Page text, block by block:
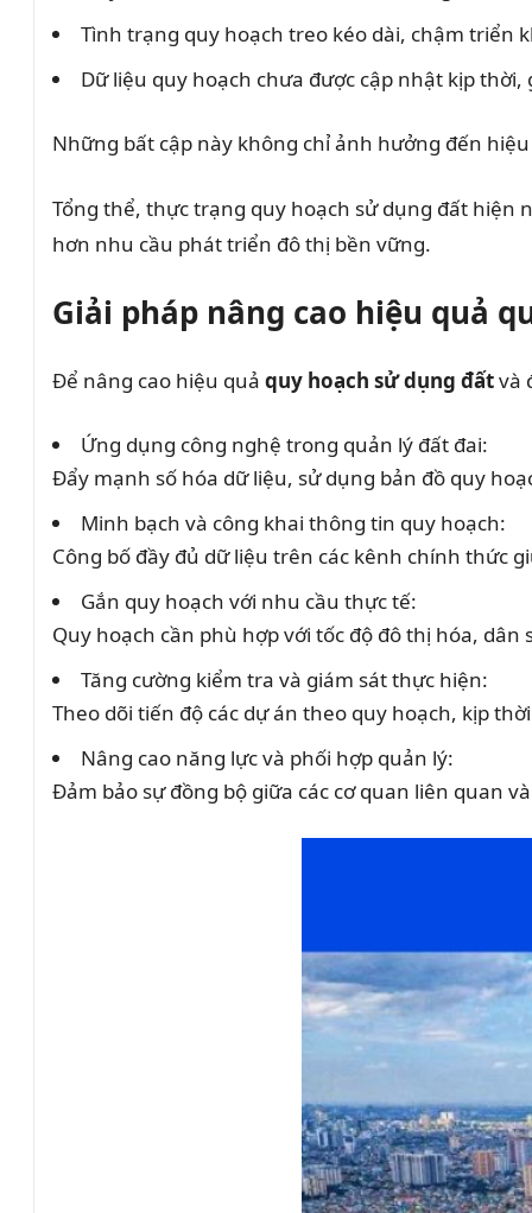
Tình trạng quy hoạch treo kéo dài, chậm triển
Dữ liệu quy hoạch chưa được cập nhật kịp
Những bất cập này không chỉ ảnh hưởng đến
Tổng thể, thực trạng quy hoạch sử dụng đất hiện
hơn nhu cầu phát triển đô thị bền vững.
Giải pháp nâng cao hiệu quả
Để nâng cao hiệu quả quy hoạch sử dụng đấtvà
Ứng dụng công nghệ trong quản lý đất đai:
Đẩy mạnh số hóa dữ liệu, sử dụng bản đồ quy
Minh bạch và công khai thông tin quy hoạch:
Công bố đầy đủ dữ liệu trên các kênh chính thức
Gắn quy hoạch với nhu cầu thực tế:
Quy hoạch cần phù hợp với tốc độ đô thị hóa,
Tăng cường kiểm tra và giám sát thực hiện:
Theo dõi tiến độ các dự án theo quy hoạch, kịp
Nâng cao năng lực và phối hợp quản lý:
Đảm bảo sự đồng bộ giữa các cơ quan liên quan